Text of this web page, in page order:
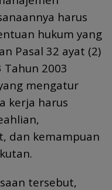
harus
hukum yang
Pasal 32 ayat (2)
2003
mengatur
kerja harus
dan kemampuan
tersebut,